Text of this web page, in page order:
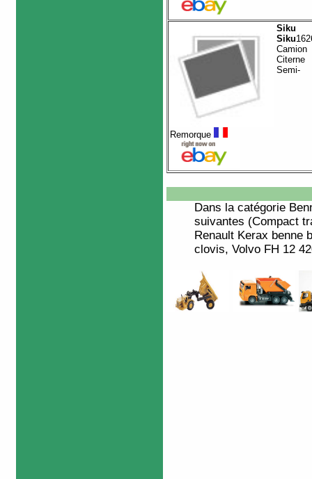
Siku
Siku
Camion
Citerne
Semi-
Remorque
Dans la catégorie
suivantes (Compact
Renault Kerax benne
clovis, Volvo FH 12